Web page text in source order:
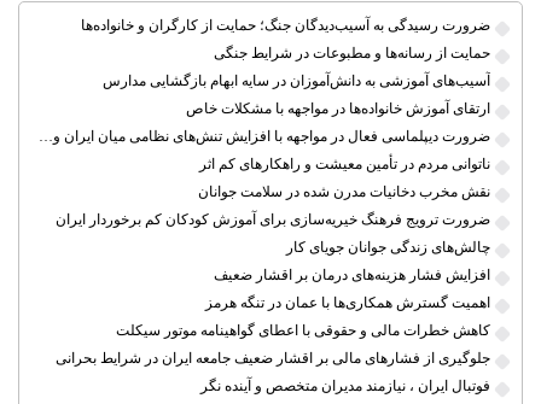
ضرورت رسیدگی به آسیب‌دیدگان جنگ؛ حمایت از کارگران و خانواده‌ها
حمایت از رسانه‌ها و مطبوعات در شرایط جنگی
آسیب‌های آموزشی به دانش‌آموزان در سایه ابهام بازگشایی مدارس
ارتقای آموزش خانواده‌ها در مواجهه با مشکلات خاص
ضرورت دیپلماسی فعال در مواجهه با افزایش تنش‌های نظامی میان ایران و آمریکا
ناتوانی مردم در تأمین معیشت و راهکارهای کم اثر
نقش مخرب دخانیات مدرن شده در سلامت جوانان
ضرورت ترویج فرهنگ خیریه‌سازی برای آموزش کودکان کم برخوردار ایران
چالش‌های زندگی جوانان جویای کار
افزایش فشار هزینه‌های درمان بر اقشار ضعیف
اهمیت گسترش همکاری‌ها با عمان در تنگه هرمز
کاهش خطرات مالی و حقوقی با اعطای گواهینامه موتور سیکلت
جلوگیری از فشارهای مالی بر اقشار ضعیف جامعه ایران در شرایط بحرانی
فوتبال ایران ، نیازمند مدیران متخصص و آینده نگر